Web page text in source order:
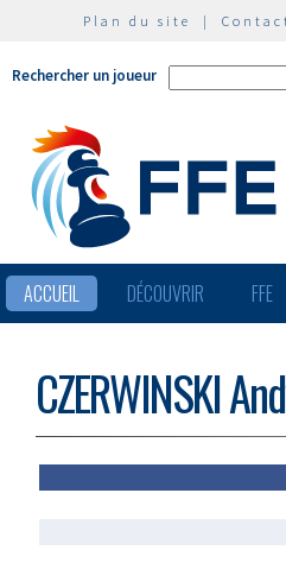
Plan du site |
Rechercher un joueur
ACCUEIL DÉCOUVRIR FFE
CZERWINSKI